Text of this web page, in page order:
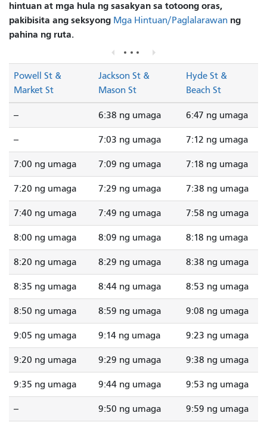
hintuan at mga hula ng sasakyan sa totoong oras,
pakibisita ang seksyong Mga Hintuan/Paglalarawan ng
pahina ng ruta.
Powell St &
Market St
Jackson St &
Mason St
Hyde St &
Beach St
-- 6:38 ng umaga 6:47 ng umaga
-- 7:03 ng umaga 7:12 ng umaga
7:00 ng umaga 7:09 ng umaga 7:18 ng umaga
7:20 ng umaga 7:29 ng umaga 7:38 ng umaga
7:40 ng umaga 7:49 ng umaga 7:58 ng umaga
8:00 ng umaga 8:09 ng umaga 8:18 ng umaga
8:20 ng umaga 8:29 ng umaga 8:38 ng umaga
8:35 ng umaga 8:44 ng umaga 8:53 ng umaga
8:50 ng umaga 8:59 ng umaga 9:08 ng umaga
9:05 ng umaga 9:14 ng umaga 9:23 ng umaga
9:20 ng umaga 9:29 ng umaga 9:38 ng umaga
9:35 ng umaga 9:44 ng umaga 9:53 ng umaga
-- 9:50 ng umaga 9:59 ng umaga